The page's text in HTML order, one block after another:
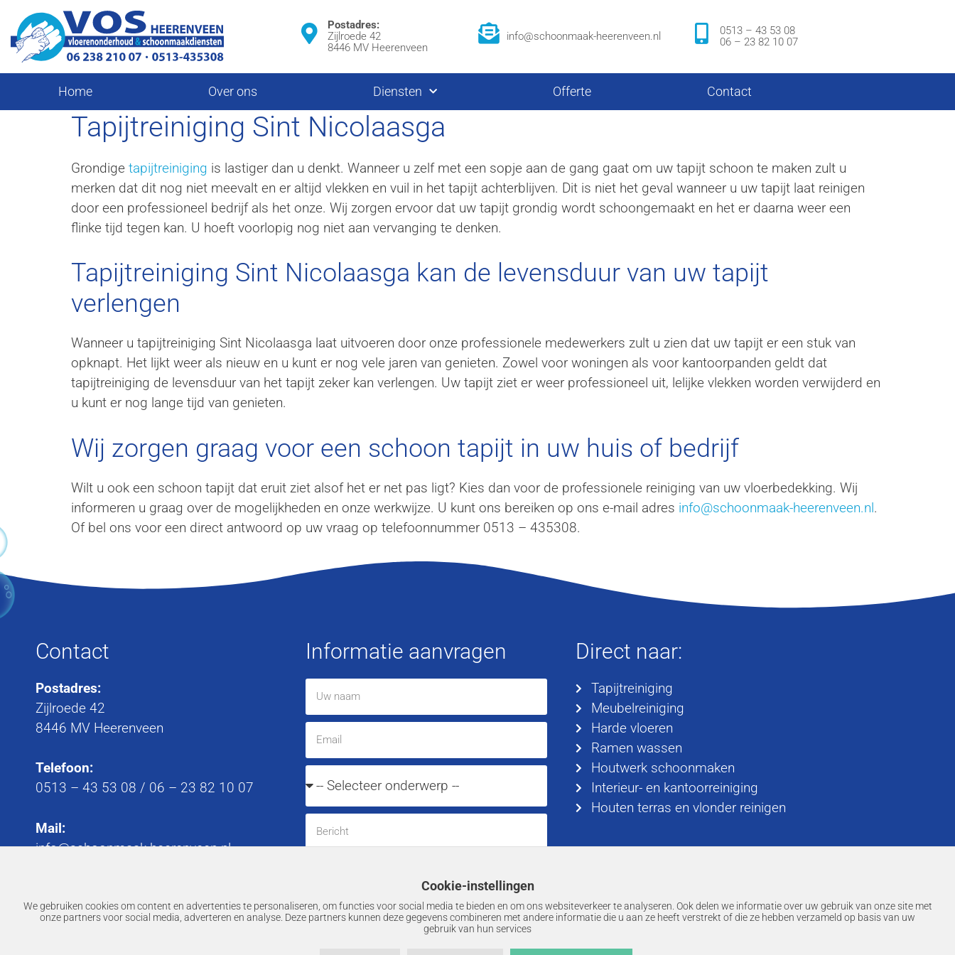
Postadres:
Zijlroede 42
8446 MV Heerenveen
info@schoonmaak-heerenveen.nl
0513 – 43 53 08
06 – 23 82 10 07
Home Over ons Diensten Offerte Contact
Tapijtreiniging Sint Nicolaasga
Grondige tapijtreiniging is lastiger dan u denkt. Wanneer u zelf met een sopje aan de gang gaat om uw tapijt schoon te maken zult u
merken dat dit nog niet meevalt en er altijd vlekken en vuil in het tapijt achterblijven. Dit is niet het geval wanneer u uw tapijt laat reinigen
door een professioneel bedrijf als het onze. Wij zorgen ervoor dat uw tapijt grondig wordt schoongemaakt en het er daarna weer een
flinke tijd tegen kan. U hoeft voorlopig nog niet aan vervanging te denken.
Tapijtreiniging Sint Nicolaasga kan de levensduur van uw tapijt
verlengen
Wanneer u tapijtreiniging Sint Nicolaasga laat uitvoeren door onze professionele medewerkers zult u zien dat uw tapijt er een stuk van
opknapt. Het lijkt weer als nieuw en u kunt er nog vele jaren van genieten. Zowel voor woningen als voor kantoorpanden geldt dat
tapijtreiniging de levensduur van het tapijt zeker kan verlengen. Uw tapijt ziet er weer professioneel uit, lelijke vlekken worden verwijderd en
u kunt er nog lange tijd van genieten.
Wij zorgen graag voor een schoon tapijt in uw huis of bedrijf
Wilt u ook een schoon tapijt dat eruit ziet alsof het er net pas ligt? Kies dan voor de professionele reiniging van uw vloerbedekking. Wij
informeren u graag over de mogelijkheden en onze werkwijze. U kunt ons bereiken op ons e-mail adres info@schoonmaak-heerenveen.nl.
Of bel ons voor een direct antwoord op uw vraag op telefoonnummer 0513 – 435308.
Contact
Postadres:
Zijlroede 42
8446 MV Heerenveen
Telefoon:
0513 – 43 53 08 / 06 – 23 82 10 07
Mail:
info@schoonmaak-heerenveen.nl
Informatie aanvragen
Verzenden
Direct naar:
Tapijtreiniging
Meubelreiniging
Harde vloeren
Ramen wassen
Houtwerk schoonmaken
Interieur- en kantoorreiniging
Houten terras en vlonder reinigen
Cookie-instellingen
We gebruiken cookies om content en advertenties te personaliseren, om functies voor social media te bieden en om ons websiteverkeer te analyseren. Ook delen we informatie over uw gebruik van onze site met
onze partners voor social media, adverteren en analyse. Deze partners kunnen deze gegevens combineren met andere informatie die u aan ze heeft verstrekt of die ze hebben verzameld op basis van uw
gebruik van hun services